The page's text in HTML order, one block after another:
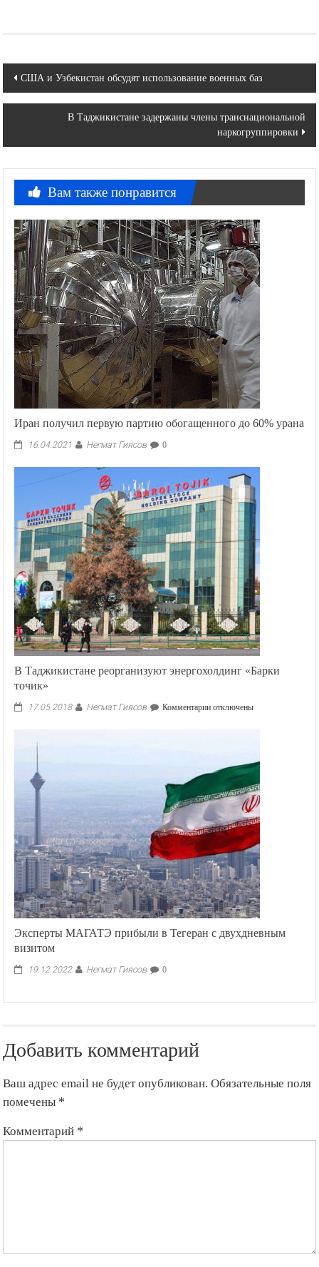
Навигация
по
записям
США и Узбекистан обсудят использование военных баз
В Таджикистане задержаны члены транснациональной
наркогруппировки
Вам также понравится
Иран получил первую партию обогащенного до 60% урана
16.04.2021 Негмат Гиясов 0
В Таджикистане реорганизуют энергохолдинг «Барки
точик»
17.05.2018 Негмат Гиясов Комментариик
энергохолдинг
точик»
отключены
Эксперты МАГАТЭ прибыли в Тегеран с двухдневным
визитом
19.12.2022 Негмат Гиясов 0
Добавить комментарий
Ваш адрес email не будет опубликован. Обязательные поля
помечены *
Комментарий *